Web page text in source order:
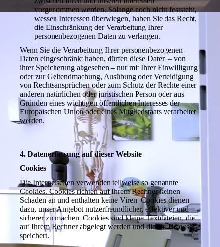
vorgenommen werden. Solange noch nicht feststeht,
wessen Interessen überwiegen, haben Sie das Recht,
die Einschränkung der Verarbeitung Ihrer
personenbezogenen Daten zu verlangen.
Wenn Sie die Verarbeitung Ihrer personenbezogenen
Daten eingeschränkt haben, dürfen diese Daten – von
ihrer Speicherung abgesehen – nur mit Ihrer Einwilligung
oder zur Geltendmachung, Ausübung oder Verteidigung
von Rechtsansprüchen oder zum Schutz der Rechte einer
anderen natürlichen oder juristischen Person oder aus
Gründen eines wichtigen öffentlichen Interesses der
Europäischen Union oder eines Mitgliedstaats verarbeitet
werden.
4. Datenerfassung auf dieser Website
Cookies
Die Internetseiten verwenden teilweise so genannte
Cookies. Cookies richten auf Ihrem Rechner keinen
Schaden an und enthalten keine Viren. Cookies dienen
dazu, unser Angebot nutzerfreundlicher, effektiver und
sicherer zu machen. Cookies sind kleine Textdateien, die
auf Ihrem Rechner abgelegt werden und die Ihr Browser
speichert.